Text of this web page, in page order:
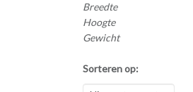
Breedte
Hoogte
Gewicht
Sorteren op: